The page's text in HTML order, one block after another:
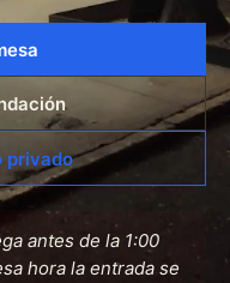
privado
antes de la 1:00
hora la entrada se